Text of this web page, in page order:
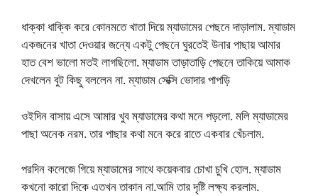
ধাক্কা ধাক্কি করে কোনমতে খাতা দিয়ে ম্যাডামের পেছনে দাড়ালাম. ম্যাডাম
একজনের খাতা দেওয়ার জন্যে একটু পেছনে ঘুরতেই উনার পাছায় আমার
হাত বেশ ভালো মতই লাগছিলো. ম্যাডাম তাড়াতাড়ি পেছনে তাকিয়ে আমাক
দেখলেন বুট কিছু বললেন না. ম্যাডাম সেক্সি ভোদার পাপড়ি
ওইদিন বাসায় এসে আমার খুব ম্যাডামের কথা মনে পড়লো. মলি ম্যাডামের
পাছা অনেক নরম. তার পাছার কথা মনে করে রাতে একবার খেঁচলাম.
পরদিন কলেজে গিয়ে ম্যাডামের সাথে কয়েকবার চোখা চুখি হোল. ম্যাডাম
কখনো কারো দিকে এতখন তাকান না.আমি তার দৃষ্টি লক্ষ্য করলাম.